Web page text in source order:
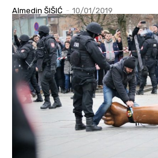
Almedin ŠIŠIĆ - 10/01/2019